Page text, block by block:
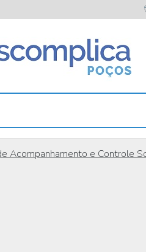
Acompanhamento e Controle